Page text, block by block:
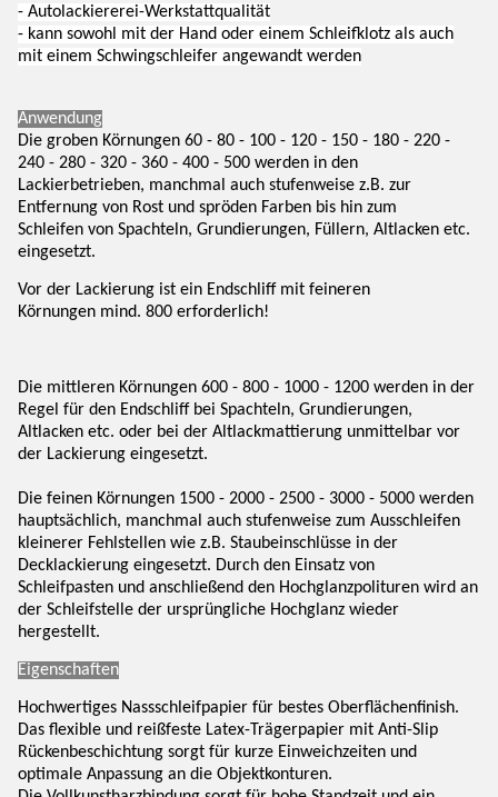
- Autolackiererei-Werkstattqualität
- kann sowohl mit der Hand oder einem Schleifklotz als auch
mit einem Schwingschleifer angewandt werden
Anwendung
Die groben Körnungen 60 - 80 - 100 - 120 - 150 - 180 - 220 -
240 - 280 - 320 - 360 - 400 - 500 werden in den
Lackierbetrieben, manchmal auch stufenweise z.B. zur
Entfernung von Rost und spröden Farben bis hin zum
Schleifen von Spachteln, Grundierungen, Füllern, Altlacken etc.
eingesetzt.
Vor der Lackierung ist ein Endschliff mit feineren
Körnungen mind. 800 erforderlich!
Die mittleren Körnungen 600 - 800 - 1000 - 1200 werden in der
Regel für den Endschliff bei Spachteln, Grundierungen,
Altlacken etc. oder bei der Altlackmattierung unmittelbar vor
der Lackierung eingesetzt.
Die feinen Körnungen 1500 - 2000 - 2500 - 3000 - 5000 werden
hauptsächlich, manchmal auch stufenweise zum Ausschleifen
kleinerer Fehlstellen wie z.B. Staubeinschlüsse in der
Decklackierung eingesetzt. Durch den Einsatz von
Schleifpasten und anschließend den Hochglanzpolituren wird an
der Schleifstelle der ursprüngliche Hochglanz wieder
hergestellt.
Eigenschaften
Hochwertiges Nassschleifpapier für bestes Oberflächenfinish.
Das flexible und reißfeste Latex-Trägerpapier mit Anti-Slip
Rückenbeschichtung sorgt für kurze Einweichzeiten und
optimale Anpassung an die Objektkonturen.